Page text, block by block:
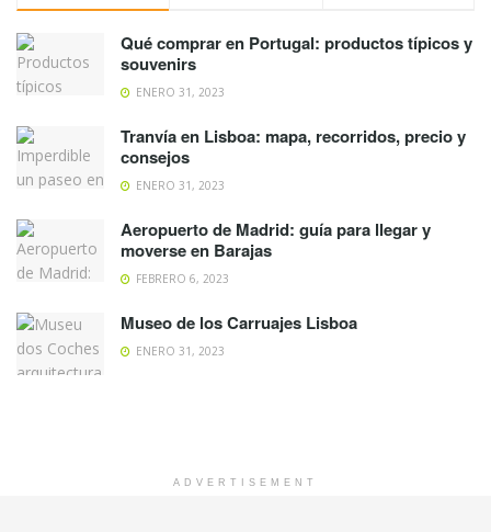
Qué comprar en Portugal: productos típicos y
souvenirs
ENERO 31, 2023
Tranvía en Lisboa: mapa, recorridos, precio y
consejos
ENERO 31, 2023
Aeropuerto de Madrid: guía para llegar y
moverse en Barajas
FEBRERO 6, 2023
Museo de los Carruajes Lisboa
ENERO 31, 2023
ADVERTISEMENT